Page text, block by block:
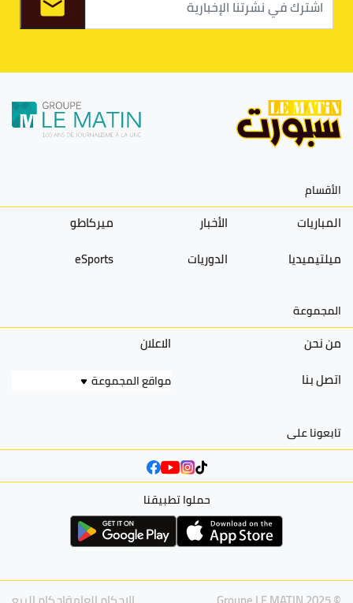
الأقسام
المباريات الأخبار
ميركاطو
ميلتيميديا
الدوريات eSports
المجموعة
من نحن
الاعلان
اتصل بنا
مواقع المجموعة
تابعونا على
حملوا تطبيقنا